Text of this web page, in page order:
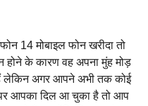
14 मोबाइल फोन खरीदा तो
होने के कारण वह अपना मुंह मोड़
लेकिन अगर आपने अभी तक कोई
आपका दिल आ चुका है तो आप